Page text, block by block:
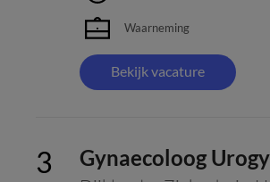
Waarneming
Bekijk vacature
Gynaecoloog